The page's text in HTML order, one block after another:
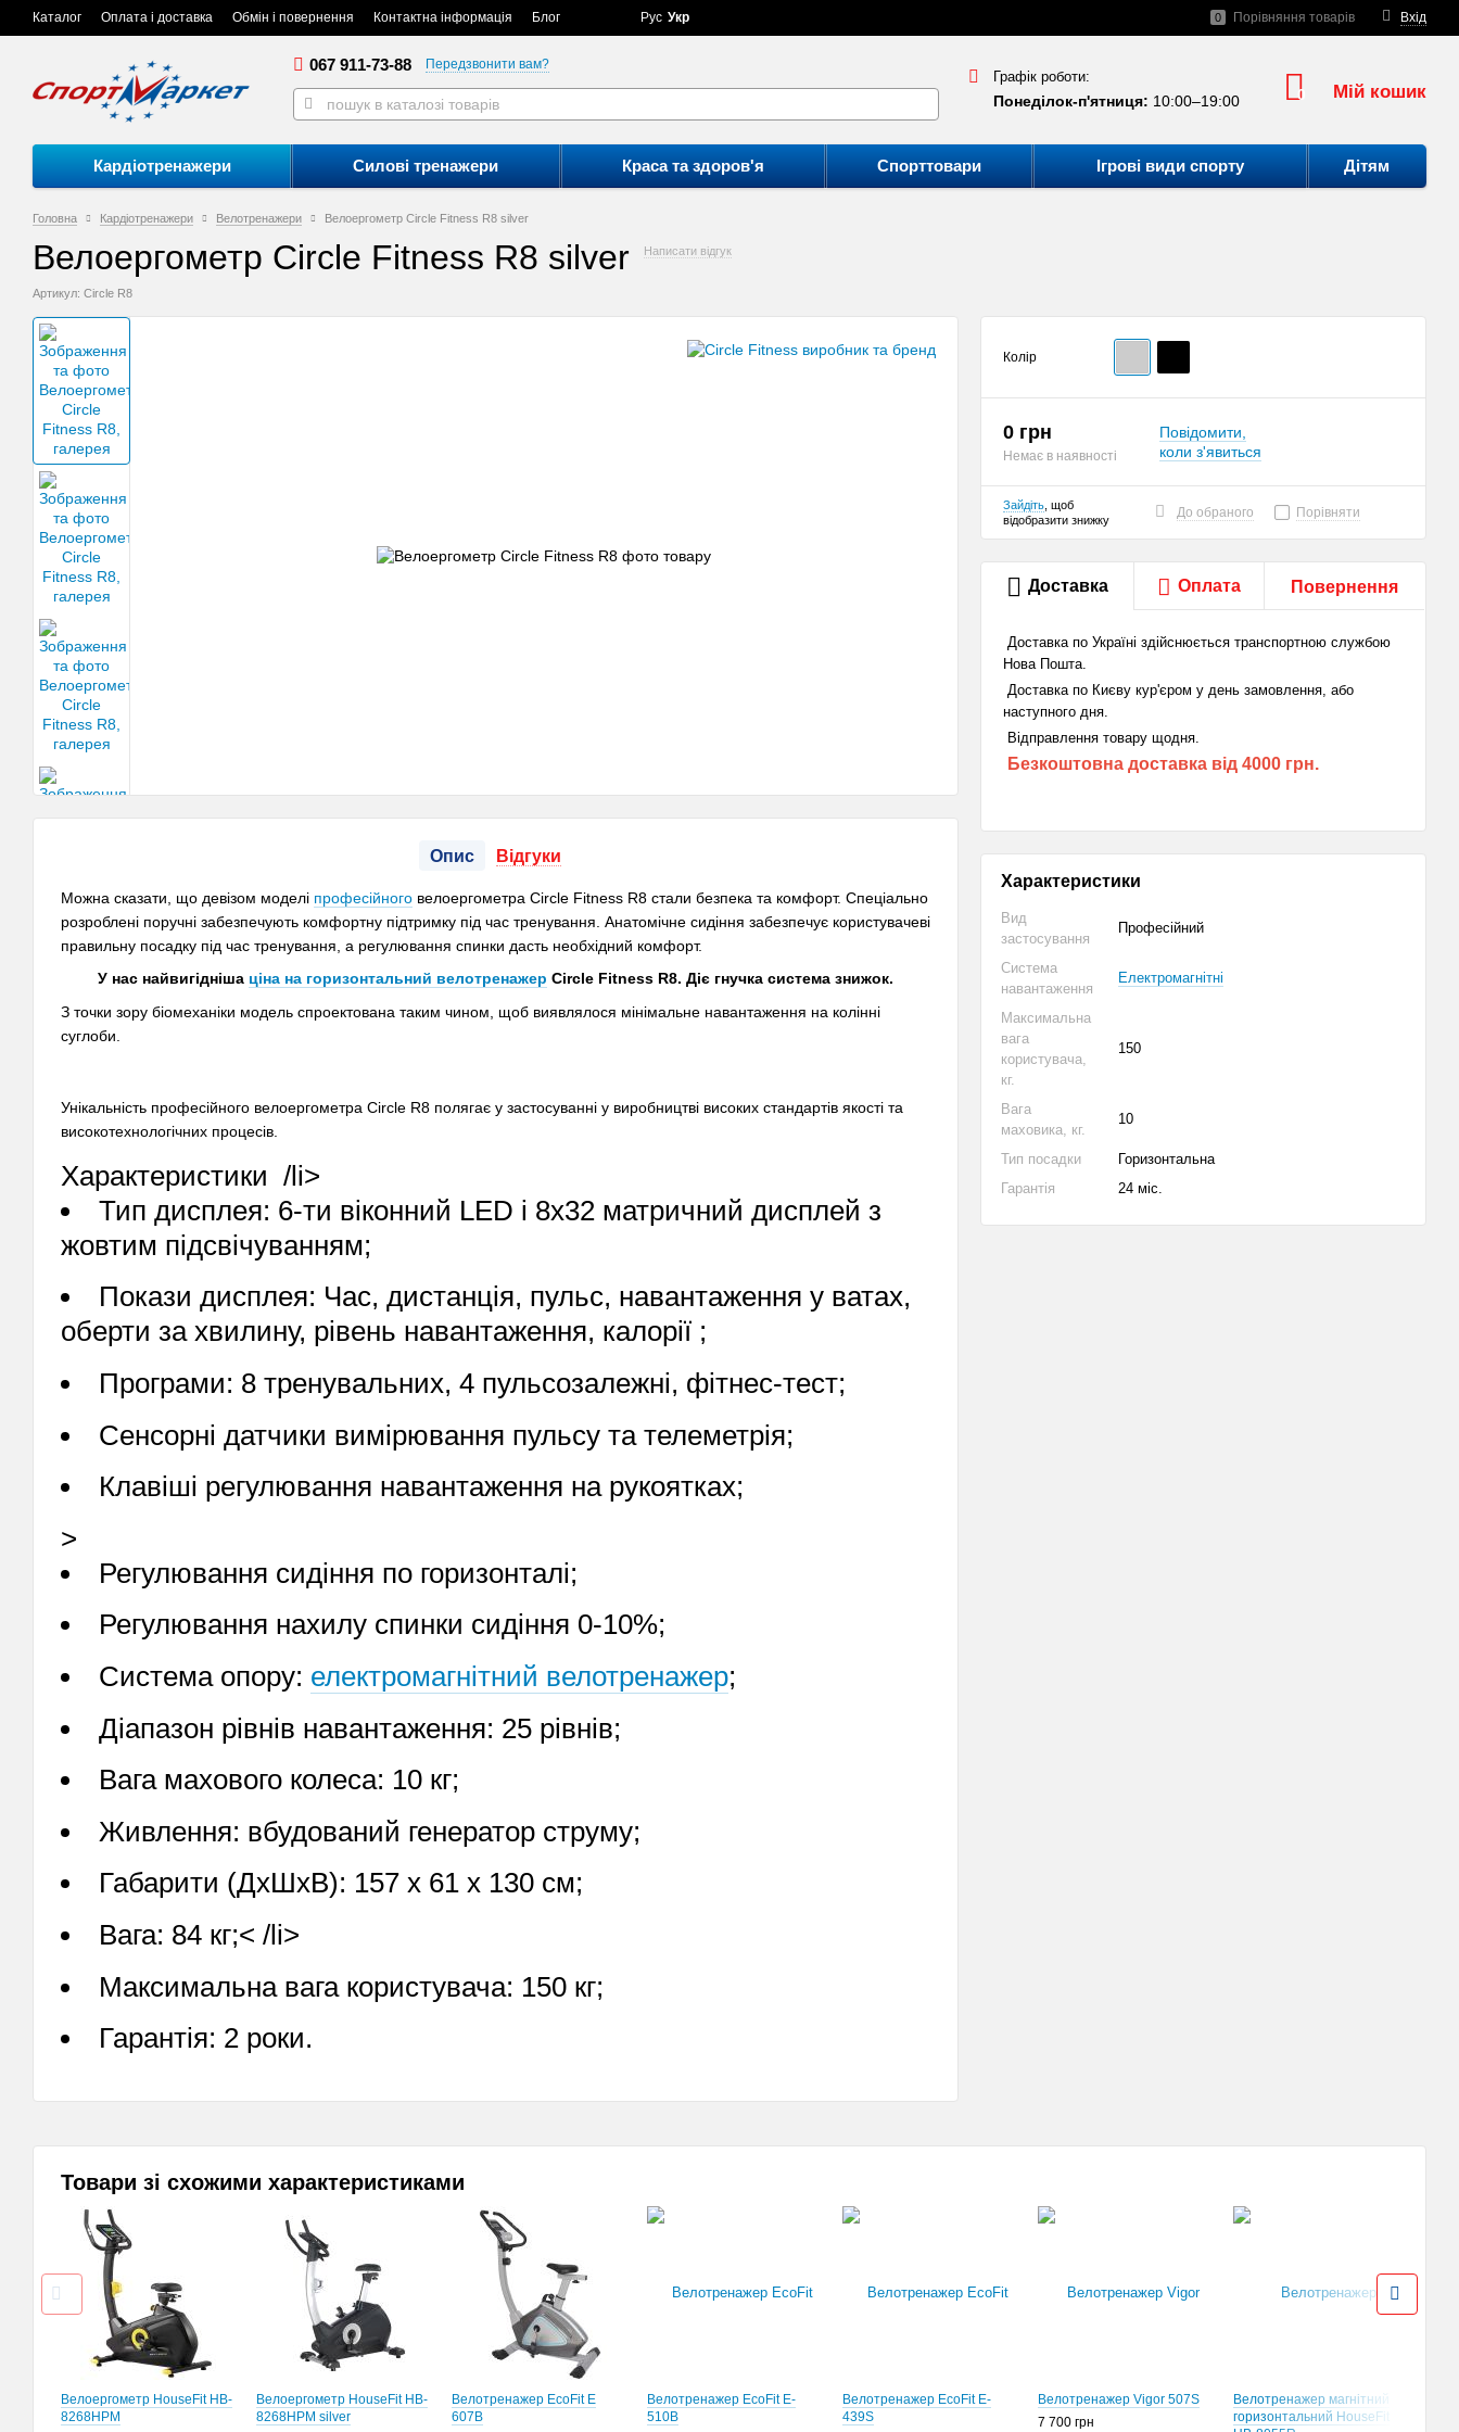
Каталог Оплата і доставка Обмін і повернення Контактна інформація Блог Вхід
0 Порівняння товарів
Рус Укр
067 911-73-88 Передзвонити вам?
Графік роботи:
Понеділок-п'ятниця: 10:00–19:00 0 Мій кошик
Кардіотренажери Силові тренажери Краса та здоров'я Спорттовари Ігрові види спорту Дітям
Головна Кардіотренажери Велотренажери Велоергометр Circle Fitness R8 silver
Велоергометр Circle Fitness R8 silver Написати відгук
Артикул: Circle R8
Опис Відгуки
Можна сказати, що девізом моделі професійного велоергометра Circle Fitness R8 стали безпека та комфорт. Спеціально
розроблені поручні забезпечують комфортну підтримку під час тренування. Анатомічне сидіння забезпечує користувачеві
правильну посадку під час тренування, а регулювання спинки дасть необхідний комфорт.
У нас найвигідніша ціна на горизонтальний велотренажер Circle Fitness R8. Діє гнучка система знижок.
З точки зору біомеханіки модель спроектована таким чином, щоб виявлялося мінімальне навантаження на колінні
суглоби.
Унікальність професійного велоергометра Circle R8 полягає у застосуванні у виробництві високих стандартів якості та
високотехнологічних процесів.
Характеристики /li>
Тип дисплея: 6-ти віконний LED і 8х32 матричний дисплей з
жовтим підсвічуванням;
Покази дисплея: Час, дистанція, пульс, навантаження у ватах,
оберти за хвилину, рівень навантаження, калорії ;
Програми: 8 тренувальних, 4 пульсозалежні, фітнес-тест;
Сенсорні датчики вимірювання пульсу та телеметрія;
Клавіші регулювання навантаження на рукоятках;
>
Регулювання сидіння по горизонталі;
Регулювання нахилу спинки сидіння 0-10%;
Система опору: електромагнітний велотренажер;
Діапазон рівнів навантаження: 25 рівнів;
Вага махового колеса: 10 кг;
Живлення: вбудований генератор струму;
Габарити (ДхШхВ): 157 х 61 х 130 см;
Вага: 84 кг;< /li>
Максимальна вага користувача: 150 кг;
Гарантія: 2 роки.
Колір
0 грн
Немає в наявності
Повідомити,
коли з'явиться
Зайдіть , щоб
відобразити знижку
До обраного Порівняти
Доставка Оплата Повернення
Доставка по Україні здійснюється транспортною службою
Нова Пошта.
Доставка по Києву кур'єром у день замовлення, або
наступного дня.
Відправлення товару щодня.
Безкоштовна доставка від 4000 грн.
Характеристики
Вид
застосування
Професійний
Система
навантаження
Електромагнітні
Максимальна
вага
користувача,
кг.
150
Вага
маховика, кг.
10
Тип посадки
Горизонтальна
Гарантія
24 міс.
Товари зі схожими характеристиками
Велоергометр HouseFit HB-
8268HPM
Велоергометр HouseFit HB-
8268HPM silver
Велотренажер EcoFit E
607B
Велотренажер EcoFit E-
510B
Велотренажер EcoFit E-
439S
Велотренажер Vigor 507S
7 700 грн
Велотренажер магнітний
горизонтальний HouseFit